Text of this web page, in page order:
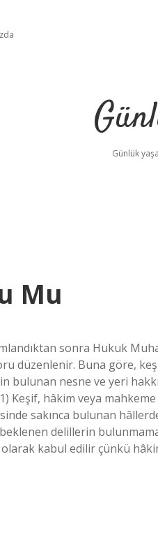
Günlük
Mu
sonra Hukuk
düzenlenir. Buna göre,
bulunan nesne ve yeri
Keşif, hâkim veya
sakınca bulunan
delillerin
kabul edilir çünkü